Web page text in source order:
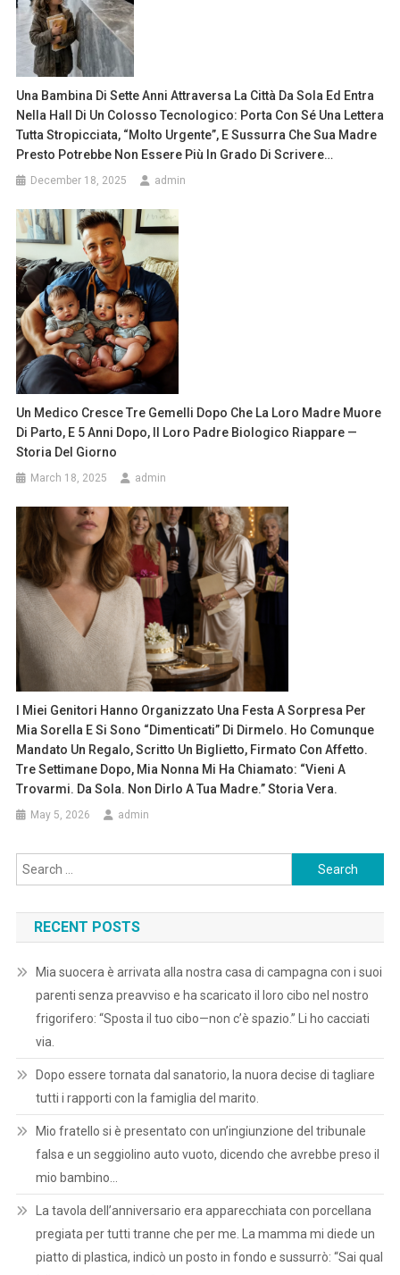
Una Bambina Di Sette Anni Attraversa La Città Da Sola Ed Entra
Nella Hall Di Un Colosso Tecnologico: Porta Con Sé Una Lettera
Tutta Stropicciata, “molto Urgente”, E Sussurra Che Sua Madre
Presto Potrebbe Non Essere Più In Grado Di Scrivere…
December 18, 2025 admin
Un Medico Cresce Tre Gemelli Dopo Che La Loro Madre Muore
Di Parto, E 5 Anni Dopo, Il Loro Padre Biologico Riappare —
Storia Del Giorno
March 18, 2025 admin
I Miei Genitori Hanno Organizzato Una Festa A Sorpresa Per
Mia Sorella E Si Sono “dimenticati” Di Dirmelo. Ho Comunque
Mandato Un Regalo, Scritto Un Biglietto, Firmato Con Affetto.
Tre Settimane Dopo, Mia Nonna Mi Ha Chiamato: “Vieni A
Trovarmi. Da Sola. Non Dirlo A Tua Madre.” Storia Vera.
May 5, 2026 admin
Search
for:
RECENT POSTS
Mia suocera è arrivata alla nostra casa di campagna con i suoi
parenti senza preavviso e ha scaricato il loro cibo nel nostro
frigorifero: “Sposta il tuo cibo—non c’è spazio.” Li ho cacciati
via.
Dopo essere tornata dal sanatorio, la nuora decise di tagliare
tutti i rapporti con la famiglia del marito.
Mio fratello si è presentato con un’ingiunzione del tribunale
falsa e un seggiolino auto vuoto, dicendo che avrebbe preso il
mio bambino…
La tavola dell’anniversario era apparecchiata con porcellana
pregiata per tutti tranne che per me. La mamma mi diede un
piatto di plastica, indicò un posto in fondo e sussurrò: “Sai qual